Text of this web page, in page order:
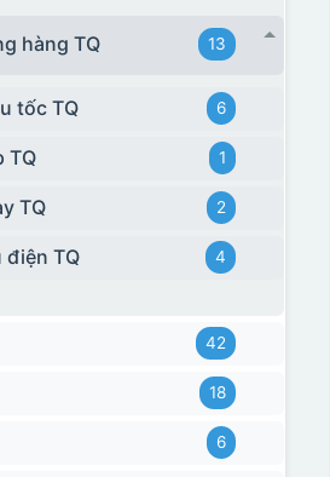
hàng TQ 13
tốc TQ 6
TQ 1
TQ 2
điện TQ 4
42
18
6